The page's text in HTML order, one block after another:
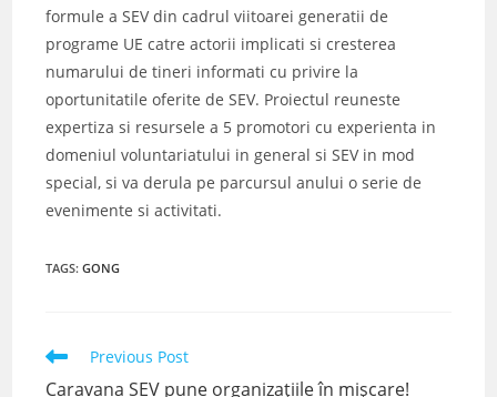
formule a SEV din cadrul viitoarei generatii de
programe UE catre actorii implicati si cresterea
numarului de tineri informati cu privire la
oportunitatile oferite de SEV. Proiectul reuneste
expertiza si resursele a 5 promotori cu experienta in
domeniul voluntariatului in general si SEV in mod
special, si va derula pe parcursul anului o serie de
evenimente si activitati.
TAGS:GONG
Read
Previous Post
Caravana SEV pune organizațiile în mișcare!